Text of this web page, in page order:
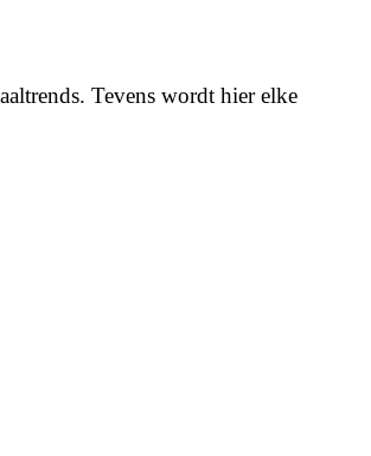
Tevens wordt hier elke